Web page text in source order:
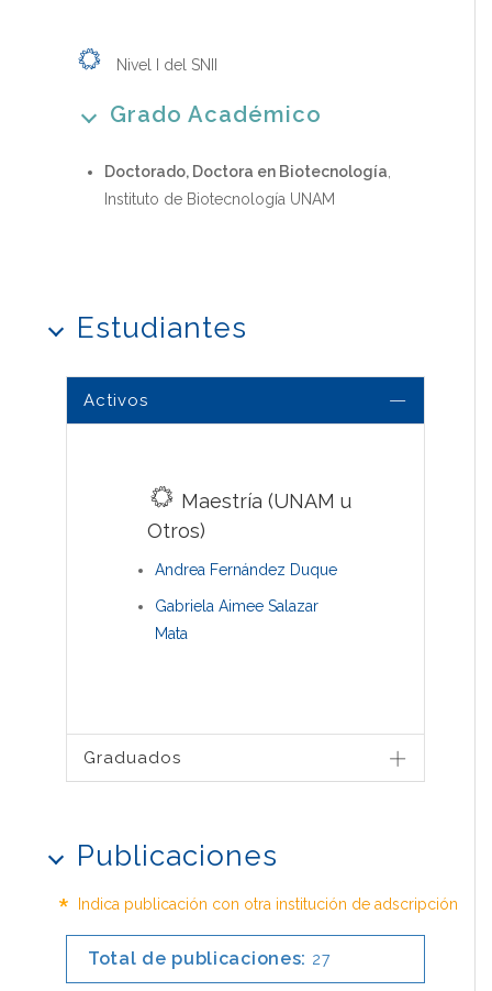
Nivel I del SNII
Grado Académico
Doctorado, Doctora en Biotecnología
Instituto de Biotecnología UNAM
Estudiantes
Activos
Maestría (UNAM u
Otros)
Andrea Fernández Duque
Gabriela Aimee Salazar
Mata
Graduados
Publicaciones
* Indica publicación con otra institución de adscripción
Total de publicaciones: 27